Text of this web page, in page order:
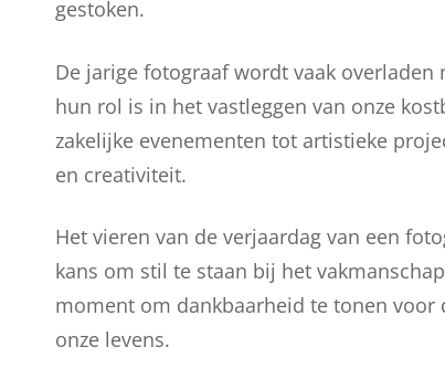
gestoken.
De jarige fotograaf wordt vaak
hun rol is in het vastleggen van onze
zakelijke evenementen tot artistieke
en creativiteit.
Het vieren van de verjaardag van een
kans om stil te staan bij het
moment om dankbaarheid te tonen voor
onze levens.